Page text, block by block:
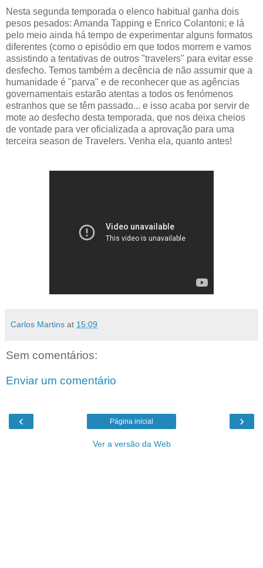
Nesta segunda temporada o elenco habitual ganha dois
pesos pesados: Amanda Tapping e Enrico Colantoni; e lá
pelo meio ainda há tempo de experimentar alguns formatos
diferentes (como o episódio em que todos morrem e vamos
assistindo a tentativas de outros "travelers" para evitar esse
desfecho. Temos também a decência de não assumir que a
humanidade é "parva" e de reconhecer que as agências
governamentais estarão atentas a todos os fenómenos
estranhos que se têm passado... e isso acaba por servir de
mote ao desfecho desta temporada, que nos deixa cheios
de vontade para ver oficializada a aprovação para uma
terceira season de Travelers. Venha ela, quanto antes!
Carlos Martins at 15:09
Sem comentários:
Enviar um comentário
‹ ›
Página inicial
Ver a versão da Web